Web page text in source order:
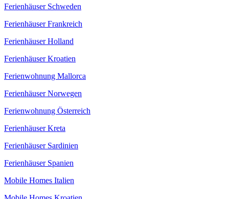
Ferienhäuser Schweden
Ferienhäuser Frankreich
Ferienhäuser Holland
Ferienhäuser Kroatien
Ferienwohnung Mallorca
Ferienhäuser Norwegen
Ferienwohnung Österreich
Ferienhäuser Kreta
Ferienhäuser Sardinien
Ferienhäuser Spanien
Mobile Homes Italien